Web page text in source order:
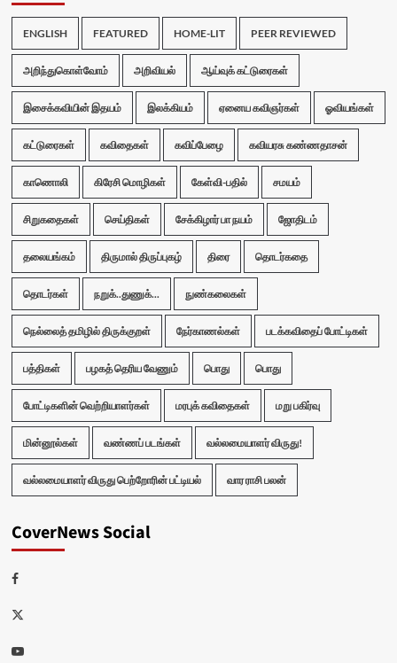
ENGLISH FEATURED HOME-LIT PEER REVIEWED
அறிந்துகொள்வோம் அறிவியல் ஆய்வுக் கட்டுரைகள்
இசைக்கவியின் இதயம் இலக்கியம் ஏனைய கவிஞர்கள் ஓவியங்கள்
கட்டுரைகள் கவிதைகள் கவிப்பேழை கவியரசு கண்ணதாசன்
காணொலி கிரேசி மொழிகள் கேள்வி-பதில் சமயம்
சிறுகதைகள் செய்திகள் சேக்கிழார் பா நயம் ஜோதிடம்
தலையங்கம் திருமால் திருப்புகழ் திரை தொடர்கதை
தொடர்கள் நறுக்..துணுக்... நுண்கலைகள்
நெல்லைத் தமிழில் திருக்குறள் நேர்காணல்கள் படக்கவிதைப் போட்டிகள்
பத்திகள் பழகத் தெரிய வேணும் பொது பொது
போட்டிகளின் வெற்றியாளர்கள் மரபுக் கவிதைகள் மறு பகிர்வு
மின்னூல்கள் வண்ணப் படங்கள் வல்லமையாளர் விருது!
வல்லமையாளர் விருது பெற்றோரின் பட்டியல் வார ராசி பலன்
CoverNews Social
Facebook
Twitter
Youtube